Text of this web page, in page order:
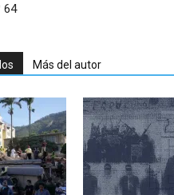
64
Más del autor